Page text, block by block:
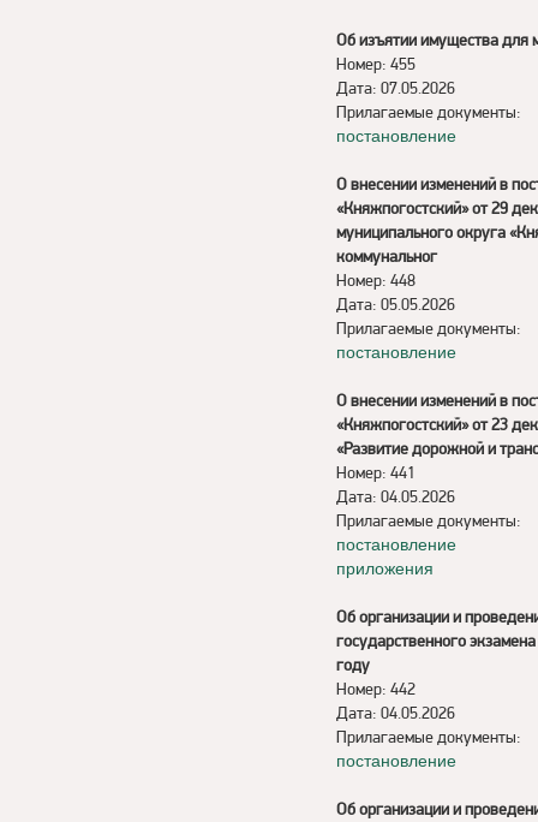
Об изъятии имущества для
Номер: 455
Дата: 07.05.2026
Прилагаемые документы:
постановление
О внесении изменений в
«Княжпогостский» от 29
муниципального округа
коммунальног
Номер: 448
Дата: 05.05.2026
Прилагаемые документы:
постановление
О внесении изменений в
«Княжпогостский» от 23
«Развитие дорожной и
Номер: 441
Дата: 04.05.2026
Прилагаемые документы:
постановление
приложения
Об организации и
государственного
году
Номер: 442
Дата: 04.05.2026
Прилагаемые документы:
постановление
Об организации и